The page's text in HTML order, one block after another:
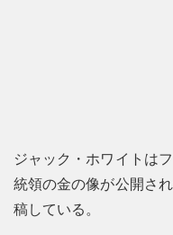
ジャック・ホワイトは
統領の金の像が公開さ
稿している。